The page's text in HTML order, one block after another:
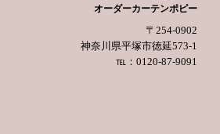
オーダーカーテンポピー
〒254-0902
神奈川県平塚市徳延573-1
℡：0120-87-9091